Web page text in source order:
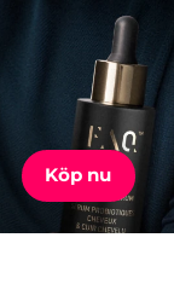
Köp nu